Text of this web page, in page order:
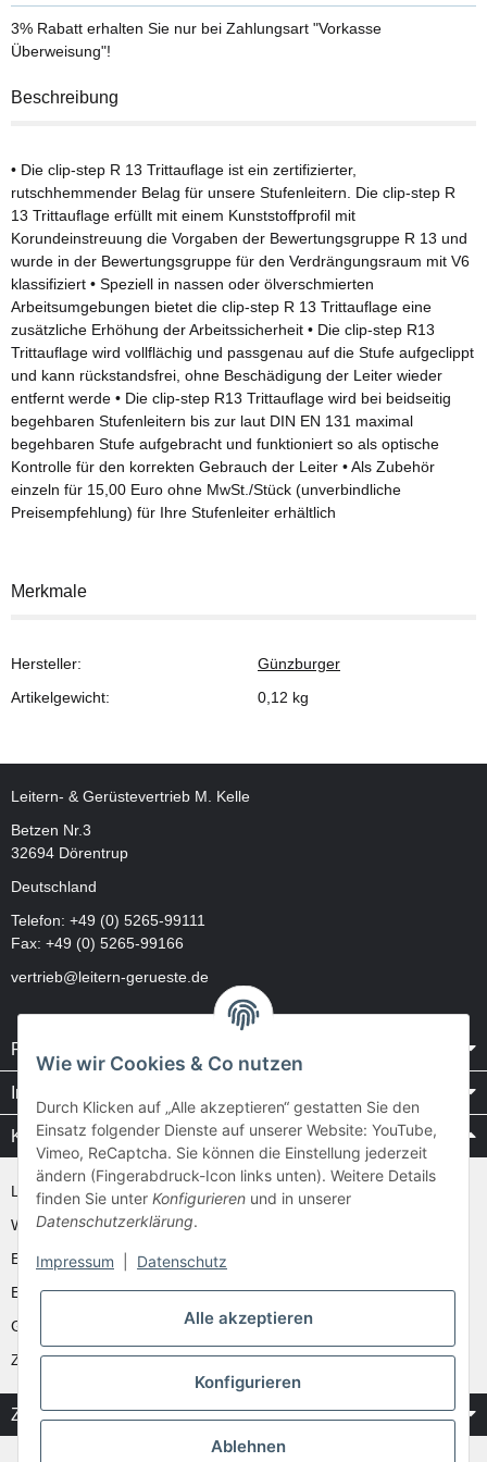
3% Rabatt erhalten Sie nur bei Zahlungsart "Vorkasse
Überweisung"!
Beschreibung
• Die clip-step R 13 Trittauflage ist ein zertifizierter,
rutschhemmender Belag für unsere Stufenleitern. Die clip-step R
13 Trittauflage erfüllt mit einem Kunststoffprofil mit
Korundeinstreuung die Vorgaben der Bewertungsgruppe R 13 und
wurde in der Bewertungsgruppe für den Verdrängungsraum mit V6
klassifiziert • Speziell in nassen oder ölverschmierten
Arbeitsumgebungen bietet die clip-step R 13 Trittauflage eine
zusätzliche Erhöhung der Arbeitssicherheit • Die clip-step R13
Trittauflage wird vollflächig und passgenau auf die Stufe aufgeclippt
und kann rückstandsfrei, ohne Beschädigung der Leiter wieder
entfernt werde • Die clip-step R13 Trittauflage wird bei beidseitig
begehbaren Stufenleitern bis zur laut DIN EN 131 maximal
begehbaren Stufe aufgebracht und funktioniert so als optische
Kontrolle für den korrekten Gebrauch der Leiter • Als Zubehör
einzeln für 15,00 Euro ohne MwSt./Stück (unverbindliche
Preisempfehlung) für Ihre Stufenleiter erhältlich
Merkmale
Hersteller:
Günzburger
Artikelgewicht:
0,12 kg
Leitern- & Gerüstevertrieb M. Kelle
Betzen Nr.3
32694 Dörentrup
Deutschland
Telefon: +49 (0) 5265-99111
Fax: +49 (0) 5265-99166
vertrieb@leitern-gerueste.de
Rechtliches
Informationen
Kataloge / Videos
Layher Videos und Downloads
WAKÜ
Ernst
Euroline
Günzburger
Zarges
Zahlung & Versand
* Alle Preise inkl. gesetzlicher USt.
Wie wir Cookies & Co nutzen
Durch Klicken auf „Alle akzeptieren“ gestatten Sie den
Einsatz folgender Dienste auf unserer Website: YouTube,
Vimeo, ReCaptcha. Sie können die Einstellung jederzeit
ändern (Fingerabdruck-Icon links unten). Weitere Details
finden Sie unter Konfigurieren und in unserer
Datenschutzerklärung.
Impressum Datenschutz
Alle akzeptieren
Konfigurieren
Ablehnen